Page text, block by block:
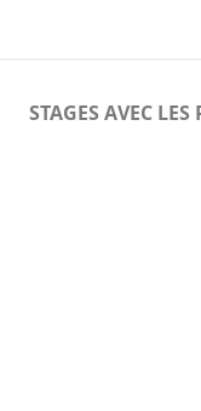
STAGES AVEC LES